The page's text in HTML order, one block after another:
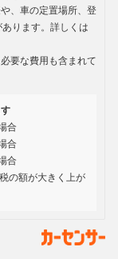
、車の定置場所、登
ります。詳しくは
要な費用も含まれて
合
合
合
の額が大きく上が